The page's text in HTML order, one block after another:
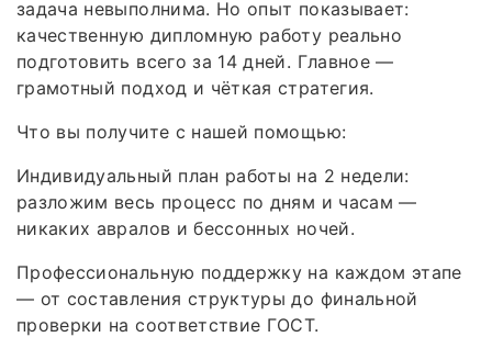
задача невыполнима. Но опыт показывает:
качественную дипломную работу реально
подготовить всего за 14 дней. Главное —
грамотный подход и чёткая стратегия.
Что вы получите с нашей помощью:
Индивидуальный план работы на 2 недели:
разложим весь процесс по дням и часам —
никаких авралов и бессонных ночей.
Профессиональную поддержку на каждом этапе
— от составления структуры до финальной
проверки на соответствие ГОСТ.